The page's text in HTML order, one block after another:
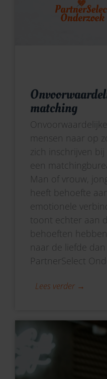
matching
mensen naar op
zich inschrijven bij
een
Man of vrouw,
heeft behoefte
emotionele
toont echter aan
behoeften
naar de liefde dan
PartnerSelect
Lees verder →